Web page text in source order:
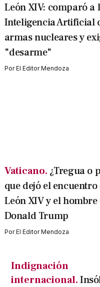
León XIV: comparó a
Inteligencia Artificial
armas nucleares y
"desarme"
PorEl Editor Mendoza
Vaticano. ¿Tregua o
que dejó el
León XIV y el hombre
Donald Trump
PorEl Editor Mendoza
Indignación
internacional.